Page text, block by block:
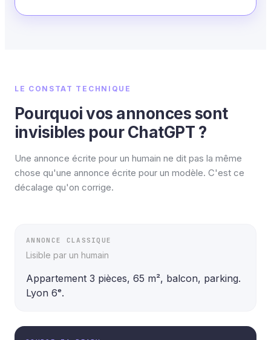
LE CONSTAT TECHNIQUE
Pourquoi vos annonces sont
invisibles pour ChatGPT ?
Une annonce écrite pour un humain ne dit pas la même
chose qu'une annonce écrite pour un modèle. C'est ce
décalage qu'on corrige.
ANNONCE CLASSIQUE
Lisible par un humain
Appartement 3 pièces, 65 m², balcon, parking.
Lyon 6ᵉ.